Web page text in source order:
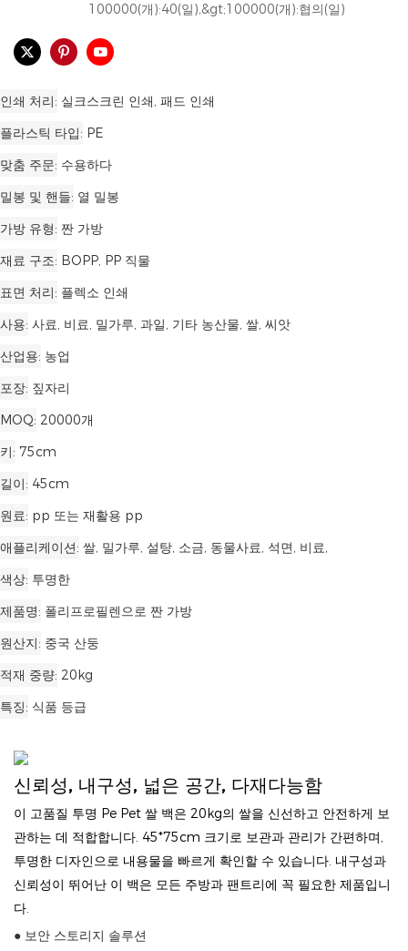
100000(개):40(일),&gt;100000(개):협의(일)
인쇄 처리 실크스크린 인쇄, 패드 인쇄
플라스틱 타입 PE
맞춤 주문 수용하다
밀봉 및 핸들 열 밀봉
가방 유형 짠 가방
재료 구조 BOPP, PP 직물
표면 처리 플렉소 인쇄
사용 사료, 비료, 밀가루, 과일, 기타 농산물, 쌀, 씨앗
산업용 농업
포장 짚자리
MOQ 20000개
키 75cm
길이 45cm
원료 pp 또는 재활용 pp
애플리케이션 쌀, 밀가루, 설탕, 소금, 동물사료, 석면, 비료,
색상 투명한
제품명 폴리프로필렌으로 짠 가방
원산지 중국 산둥
적재 중량 20kg
특징 식품 등급
신뢰성, 내구성, 넓은 공간, 다재다능함
이 고품질 투명 Pe Pet 쌀 백은 20kg의 쌀을 신선하고 안전하게 보
관하는 데 적합합니다. 45*75cm 크기로 보관과 관리가 간편하며,
투명한 디자인으로 내용물을 빠르게 확인할 수 있습니다. 내구성과
신뢰성이 뛰어난 이 백은 모든 주방과 팬트리에 꼭 필요한 제품입니
다.
● 보안 스토리지 솔루션